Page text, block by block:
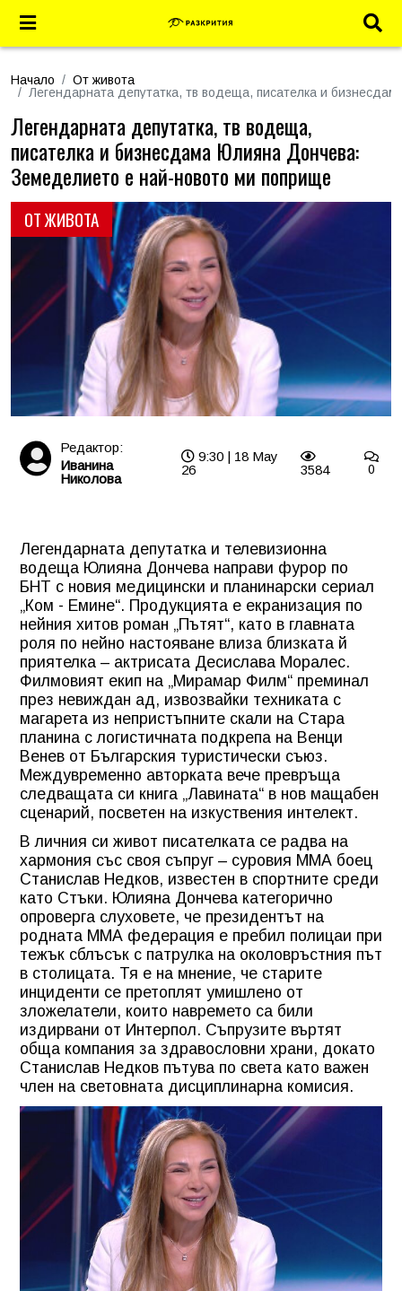
Начало
От живота
Легендарната депутатка, тв водеща, писателка и
ОТ ЖИВОТА
Легендарната депутатка, тв водеща,
писателка и бизнесдама Юлияна Дончева:
Земеделието е най-новото ми поприще
Редактор:
Иванина
Николова
9:30 | 18 May
26
3584 0
Легендарната депутатка и телевизионна
водеща Юлияна Дончева направи фурор по
БНТ с новия медицински и планинарски сериал
„Ком - Емине“. Продукцията е екранизация по
нейния хитов роман „Пътят“, като в главната
роля по нейно настояване влиза близката й
приятелка – актрисата Десислава Моралес.
Филмовият екип на „Мирамар Филм“ преминал
през невиждан ад, извозвайки техниката с
магарета из непристъпните скали на Стара
планина с логистичната подкрепа на Венци
Венев от Българския туристически съюз.
Междувременно авторката вече превръща
следващата си книга „Лавината“ в нов мащабен
сценарий, посветен на изкуствения интелект.
В личния си живот писателката се радва на
хармония със своя съпруг – суровия ММА боец
Станислав Недков, известен в спортните среди
като Стъки. Юлияна Дончева категорично
опроверга слуховете, че президентът на
родната ММА федерация е пребил полицаи при
тежък сблъсък с патрулка на околовръстния път
в столицата. Тя е на мнение, че старите
инциденти се претоплят умишлено от
зложелатели, които навремето са били
издирвани от Интерпол. Съпрузите въртят
обща компания за здравословни храни, докато
Станислав Недков пътува по света като важен
член на световната дисциплинарна комисия.